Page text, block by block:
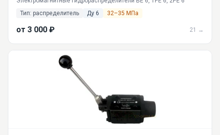
Тип: распределитель
Ду 6 32–35 МПа
от 3 000 ₽ 21 →